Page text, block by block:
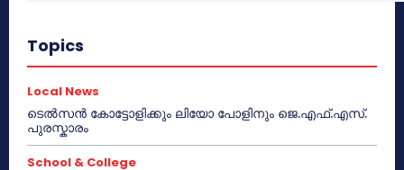
Topics
Local News
ടെൽസൻ കോട്ടോളിക്കും ലിയോ പോളിനും ജെ.എഫ്.എസ്.
പുരസ്കാരം
School & College